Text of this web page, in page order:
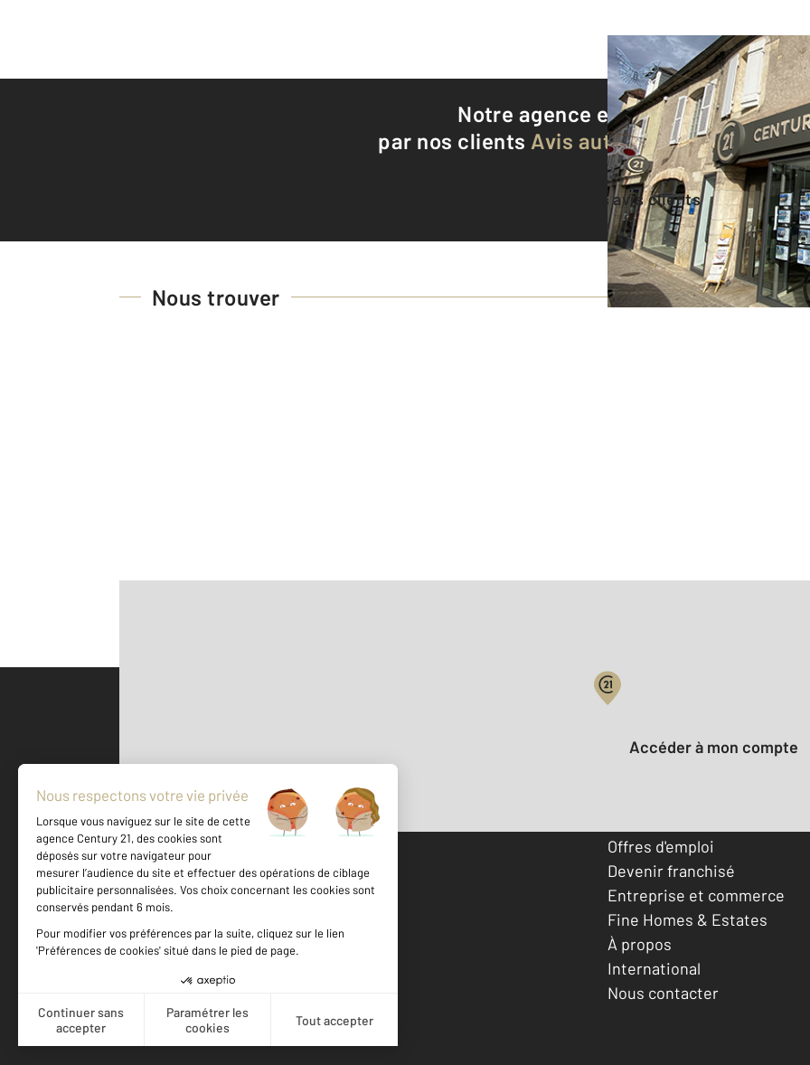
Notre agence est notée8,9/10
par nos clients Avis authentifiés par
Voir tous les avis clients
Nous trouver
500 m ©Mappy
Votre compte :
Accéder à mon compte
Votre agence est notée
Achat
Offres d'emploi
Devenir franchisé
Entreprise et commerce
Fine Homes & Estates
À propos
International
Nous contacter